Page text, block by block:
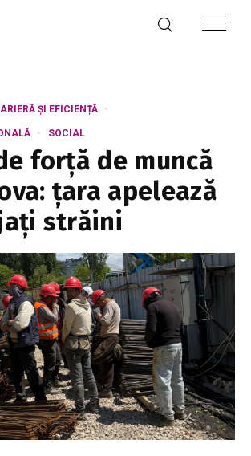
ȘI EFICIENȚĂ
SOCIAL
forță de muncă
țara apelează
străini